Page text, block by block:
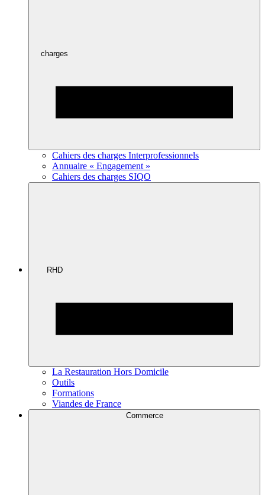
charges
Cahiers des charges Interprofessionnels
Annuaire « Engagement »
Cahiers des charges SIQO
RHD
La Restauration Hors Domicile
Outils
Formations
Viandes de France
Commerce